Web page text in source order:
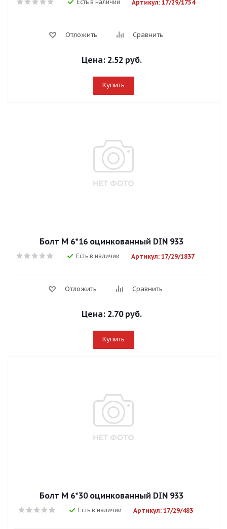
Есть в наличии Артикул: 17/29/1754
Отложить Сравнить
Цена: 2.52 руб.
Купить
Болт М 6*16 оцинкованный DIN 933
Есть в наличии Артикул: 17/29/1837
Отложить Сравнить
Цена: 2.70 руб.
Купить
Болт М 6*30 оцинкованный DIN 933
Есть в наличии Артикул: 17/29/483